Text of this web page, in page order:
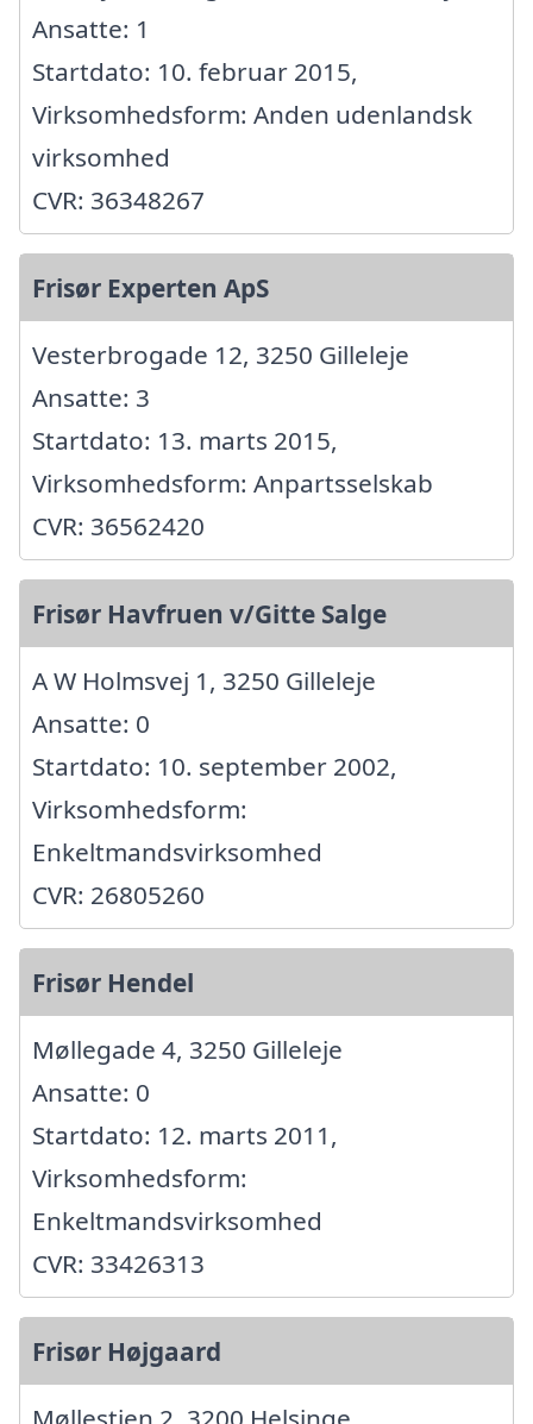
Ansatte: 1
Startdato: 10. februar 2015,
Virksomhedsform: Anden udenlandsk
virksomhed
CVR: 36348267
Frisør Experten ApS
Vesterbrogade 12, 3250 Gilleleje
Ansatte: 3
Startdato: 13. marts 2015,
Virksomhedsform: Anpartsselskab
CVR: 36562420
Frisør Havfruen v/Gitte Salge
A W Holmsvej 1, 3250 Gilleleje
Ansatte: 0
Startdato: 10. september 2002,
Virksomhedsform:
Enkeltmandsvirksomhed
CVR: 26805260
Frisør Hendel
Møllegade 4, 3250 Gilleleje
Ansatte: 0
Startdato: 12. marts 2011,
Virksomhedsform:
Enkeltmandsvirksomhed
CVR: 33426313
Frisør Højgaard